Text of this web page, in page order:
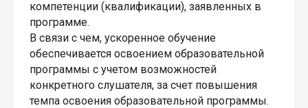
компетенции (квалификации), заявленных в
программе.
В связи с чем, ускоренное обучение
обеспечивается освоением образовательной
программы с учетом возможностей
конкретного слушателя, за счет повышения
темпа освоения образовательной программы.